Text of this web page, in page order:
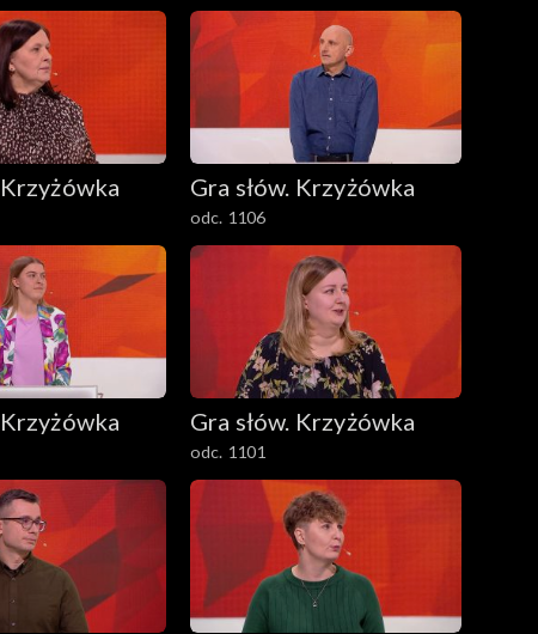
Gra słów. Krzyżówka
odc. 1106
Gra słów. Krzyżówka
odc. 1101